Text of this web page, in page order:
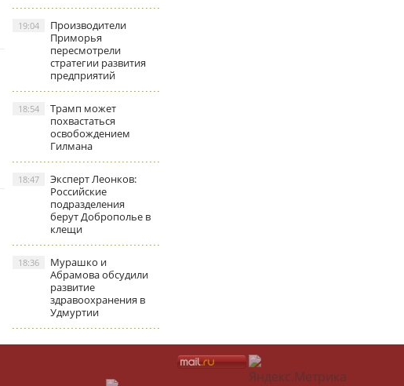
Производители
Приморья
пересмотрели
стратегии развития
предприятий
19:04
Трамп может
похвастаться
освобождением
Гилмана
18:54
Эксперт Леонков:
Российские
подразделения
берут Доброполье в
клещи
18:47
Мурашко и
Абрамова обсудили
развитие
здравоохранения в
Удмуртии
18:36